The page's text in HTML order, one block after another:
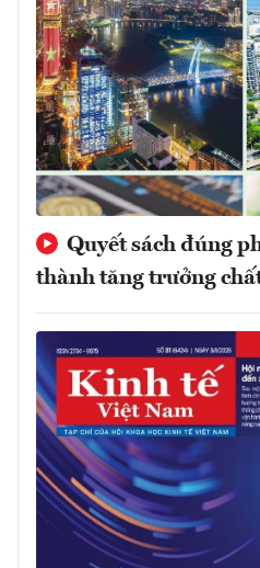
Quyết sách đúng
thành tăng trưởng